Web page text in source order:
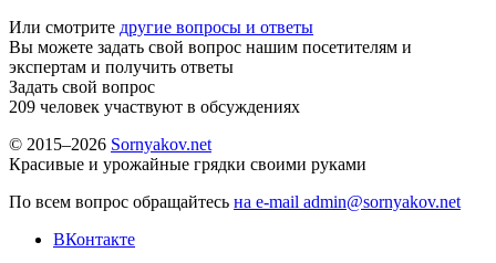
Или смотрите другие вопросы и ответы
Вы можете задать свой вопрос нашим посетителям и
экспертам и получить ответы
Задать свой вопрос
209 человек участвуют в обсуждениях
© 2015–2026 Sornyakov.net
Красивые и урожайные грядки своими руками
По всем вопрос обращайтесь на e-mail admin@sornyakov.net
ВКонтакте